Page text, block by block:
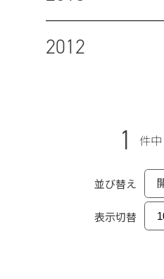
2012
1 件
並び替え
表示切替